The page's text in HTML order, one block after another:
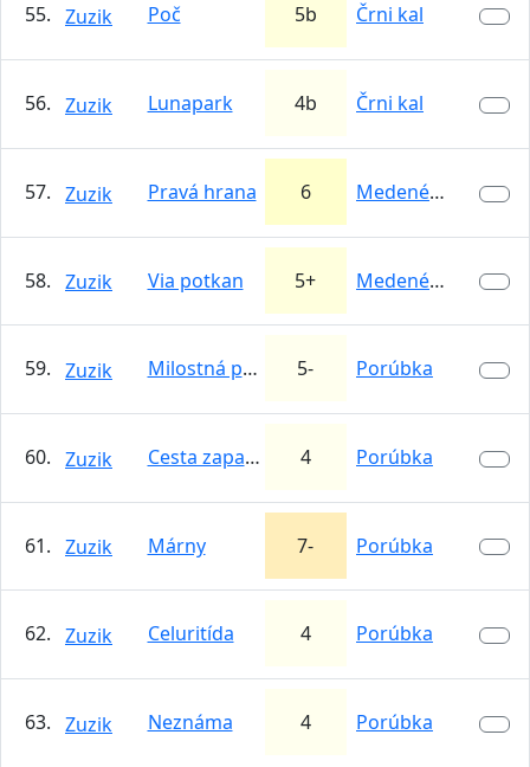
55. Zuzik Poč 5b Črni kal
56. Zuzik Lunapark 4b Črni kal
57. Zuzik Pravá hrana 6 Medené Hámre
58. Zuzik Via potkan 5+ Medené Hámre
59. Zuzik Milostná prdohra 5- Porúbka
60. Zuzik Cesta zapadajúceho slnka 4 Porúbka
61. Zuzik Márny 7- Porúbka
62. Zuzik Celuritída 4 Porúbka
63. Zuzik Neznáma 4 Porúbka